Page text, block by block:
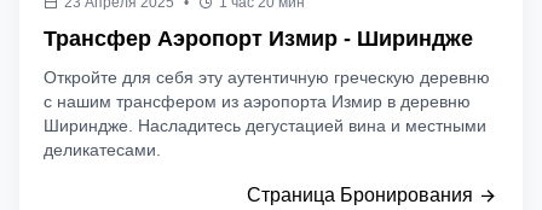
Трансфер Аэропорт Измир - Шириндже
Откройте для себя эту аутентичную греческую деревню
с нашим трансфером из аэропорта Измир в деревню
Шириндже. Насладитесь дегустацией вина и местными
деликатесами.
Страница Бронирования